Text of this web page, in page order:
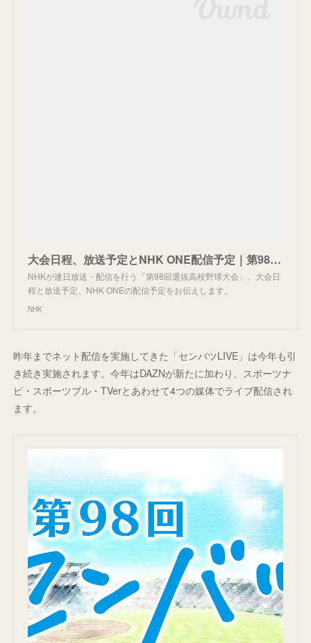
大会日程、放送予定とNHK ONE配信予定｜第98回選抜高校野球大会 - 中継番組情報 - 選抜高校野球大会 - NHK
NHKが連日放送・配信を行う「第98回選抜高校野球大会」。大会日
程と放送予定、NHK ONEの配信予定をお伝えします。
NHK
昨年までネット配信を実施してきた「センバツLIVE」は今年も引
き続き実施されます。今年はDAZNが新たに加わり、スポーツナ
ビ・スポーツブル・TVerとあわせて4つの媒体でライブ配信され
ます。